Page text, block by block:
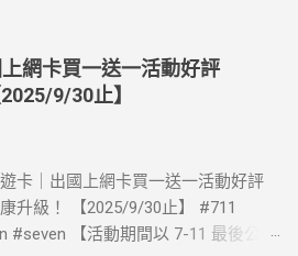
網卡買一送一活動好評
9/30止】
卡｜出國上網卡買一送一活動好評
升級！ 【2025/9/30止】 #711
#seven 【活動期間以 7-11 最後公告